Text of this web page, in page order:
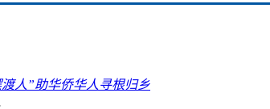
人”助华侨华人寻根归乡